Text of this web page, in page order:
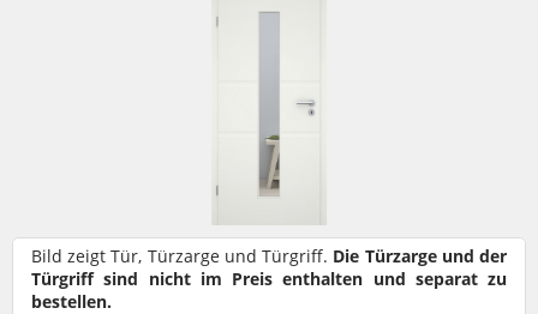
Bild zeigt Tür, Türzarge und Türgriff. Die Türzarge und der
Türgriff sind nicht im Preis enthalten und separat zu
bestellen.